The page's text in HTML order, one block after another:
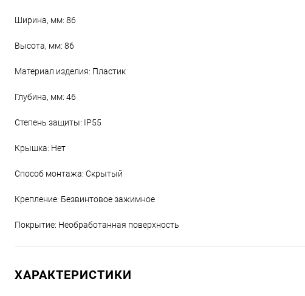
Ширина, мм: 86
Высота, мм: 86
Материал изделия: Пластик
Глубина, мм: 46
Степень защиты: IP55
Крышка: Нет
Способ монтажа: Скрытый
Крепление: Безвинтовое зажимное
Покрытие: Необработанная поверхность
ХАРАКТЕРИСТИКИ